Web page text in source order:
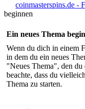
coinmasterspins.de -
beginnen
Ein neues Thema
Wenn du dich in einem
in dem du ein neues
"Neues Thema", den
beachte, dass du
Thema zu starten.